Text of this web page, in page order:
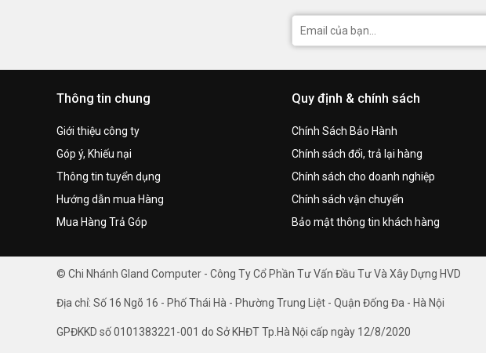
Thông tin chung
Giới thiệu công ty
Góp ý, Khiếu nại
Thông tin tuyển dụng
Hướng dẫn mua Hàng
Mua Hàng Trả Góp
Quy định & chính sách
Chính Sách Bảo Hành
Chính sách đổi, trả lại hàng
Chính sách cho doanh nghiệp
Chính sách vận chuyển
Bảo mật thông tin khách hàng
© Chi Nhánh Gland Computer - Công Ty Cổ Phần Tư Vấn Đầu Tư Và Xây Dựng HVD
Địa chỉ: Số 16 Ngõ 16 - Phố Thái Hà - Phường Trung Liệt - Quận Đống Đa - Hà Nội
GPĐKKD số 0101383221-001 do Sở KHĐT Tp.Hà Nội cấp ngày 12/8/2020